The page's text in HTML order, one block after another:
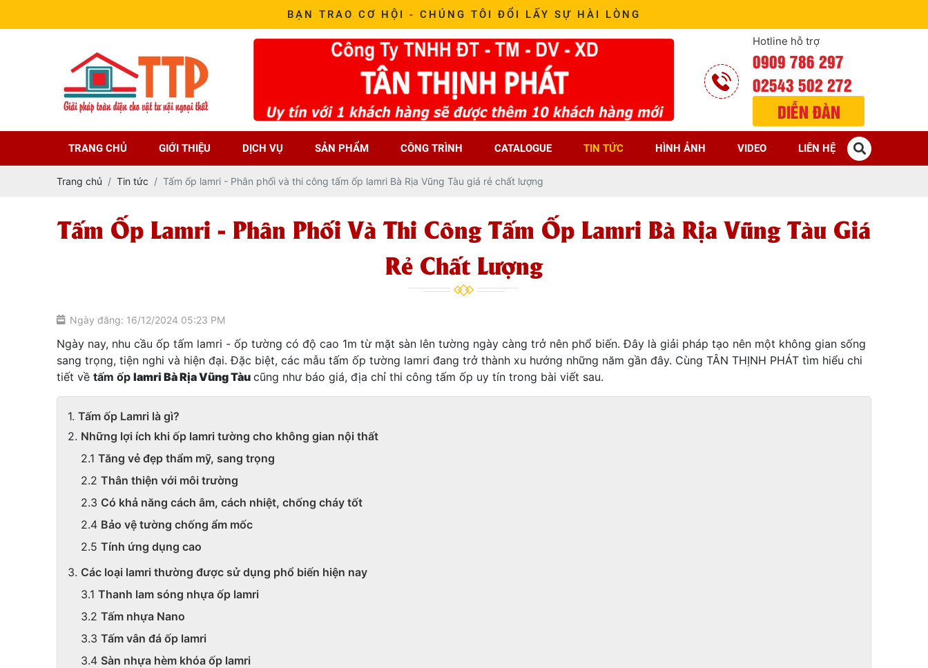
BẠN TRAO CƠ HỘI - CHÚNG TÔI ĐỔI LẤY SỰ HÀI LÒNG
Hotline hỗ trợ
0909 786 297
02543 502 272
DIỄN ĐÀN
TRANG CHỦ GIỚI THIỆU DỊCH VỤ SẢN PHẨM CÔNG TRÌNH CATALOGUE TIN TỨC HÌNH ẢNH VIDEO LIÊN HỆ
Trang chủ Tin tức Tấm ốp lamri - Phân phối và thi công tấm ốp lamri Bà Rịa Vũng Tàu giá rẻ chất lượng
Tấm Ốp Lamri - Phân Phối Và Thi Công Tấm Ốp Lamri Bà Rịa Vũng Tàu Giá
Rẻ Chất Lượng
Ngày đăng: 16/12/2024 05:23 PM
Ngày nay, nhu cầu ốp tấm lamri - ốp tường có độ cao 1m từ mặt sàn lên tường ngày càng trở nên phổ biến. Đây là giải pháp tạo nên một không gian sống
sang trọng, tiện nghi và hiện đại. Đặc biệt, các mẫu tấm ốp tường lamri đang trở thành xu hướng những năm gần đây. Cùng TÂN THỊNH PHÁT tìm hiểu chi
tiết về tấm ốp lamri Bà Rịa Vũng Tàu cũng như báo giá, địa chỉ thi công tấm ốp uy tín trong bài viết sau.
Tấm ốp Lamri là gì?
Những lợi ích khi ốp lamri tường cho không gian nội thất
Tăng vẻ đẹp thẩm mỹ, sang trọng
Thân thiện với môi trường
Có khả năng cách âm, cách nhiệt, chống cháy tốt
Bảo vệ tường chống ẩm mốc
Tính ứng dụng cao
Các loại lamri thường được sử dụng phổ biến hiện nay
Thanh lam sóng nhựa ốp lamri
Tấm nhựa Nano
Tấm vân đá ốp lamri
Sàn nhựa hèm khóa ốp lamri